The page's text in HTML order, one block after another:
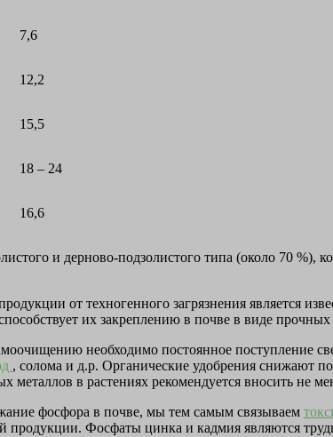
7,6
12,2
15,5
18 – 24
16,6
и дерново-подзолистого типа (около 70
от техногенного загрязнения является
их закреплению в почве в виде
необходимо постоянное поступление
, солома и д.р. Органические удобрения снижают
в растениях рекомендуется вносить не
фосфора в почве, мы тем самым связываем
продукции. Фосфаты цинка и кадмия являются